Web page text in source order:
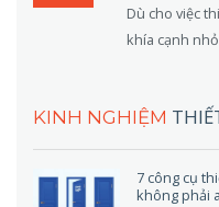
Dù cho việc
khía cạnh
KINH NGHIỆM
7 công cụ
không phải